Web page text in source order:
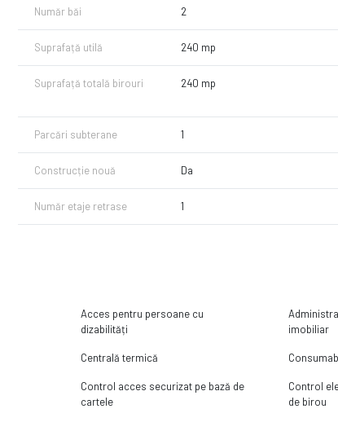
Număr băi 2
Suprafață utilă 240 mp
Suprafață totală birouri 240 mp
Parcări subterane 1
Construcție nouă Da
Număr etaje retrase 1
Acces pentru persoane cu
dizabilități
imobiliar
Centrală termică
Control acces securizat pe bază de
cartele
Control
de birou